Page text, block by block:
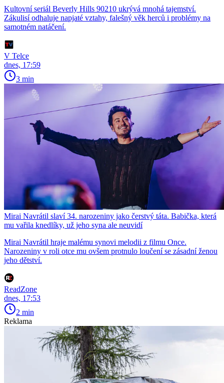
Kultovní seriál Beverly Hills 90210 ukrývá mnohá tajemství.
Zákulisí odhaluje napjaté vztahy, falešný věk herců i problémy na
samotném natáčení.
V Telce
dnes, 17:59
3 min
Mirai Navrátil slaví 34. narozeniny jako čerstvý táta. Babička, která
mu vařila knedlíky, už jeho syna ale neuvidí
Mirai Navrátil hraje malému synovi melodii z filmu Once.
Narozeniny v roli otce mu ovšem protnulo loučení se zásadní ženou
jeho dětství.
ReadZone
dnes, 17:53
2 min
Reklama